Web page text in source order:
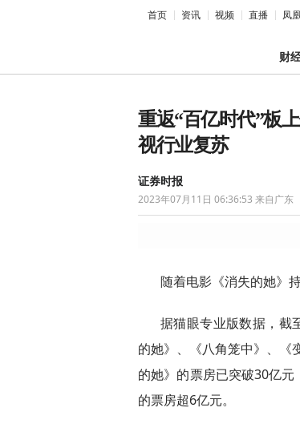
首页 资讯 视频 直播 凤
财
重返“百亿时代”板
视行业复苏
证券时报
2023年07月11日 06:36:53 来自广东
随着电影《消失的她》
据猫眼专业版数据，截
的她》、《八角笼中》、《
的她》的票房已突破30亿元
的票房超6亿元。